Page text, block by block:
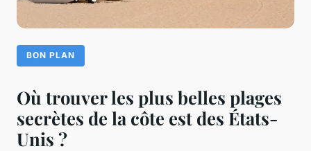
BON PLAN
Où trouver les plus belles plages
secrètes de la côte est des États-
Unis ?